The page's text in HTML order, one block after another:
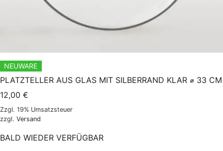
NEUWARE
PLATZTELLER AUS GLAS MIT SILBERRAND KLAR ⌀ 33 CM
12,00 €
Zzgl. 19% Umsatzsteuer
zzgl. Versand
BALD WIEDER VERFÜGBAR